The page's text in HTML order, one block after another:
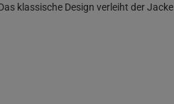
klassische Design verleiht der Jacke